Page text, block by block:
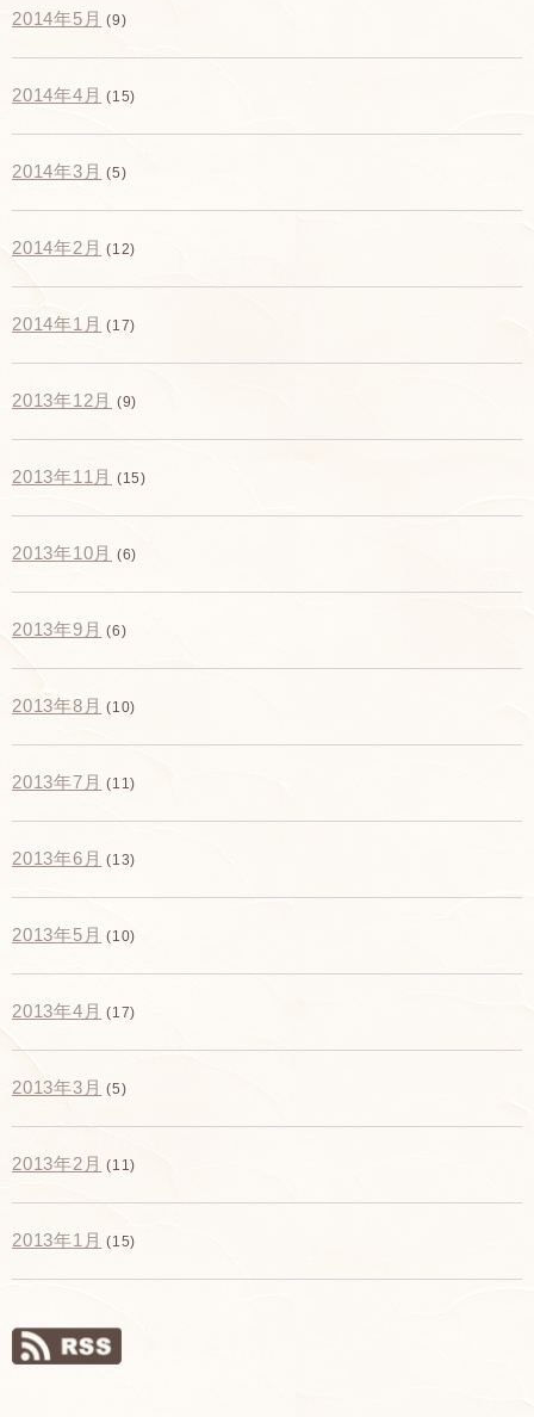
2014年5月 (9)
2014年4月 (15)
2014年3月 (5)
2014年2月 (12)
2014年1月 (17)
2013年12月 (9)
2013年11月 (15)
2013年10月 (6)
2013年9月 (6)
2013年8月 (10)
2013年7月 (11)
2013年6月 (13)
2013年5月 (10)
2013年4月 (17)
2013年3月 (5)
2013年2月 (11)
2013年1月 (15)